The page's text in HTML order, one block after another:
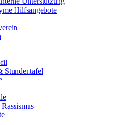
Hilfsangebote
Stundentafel